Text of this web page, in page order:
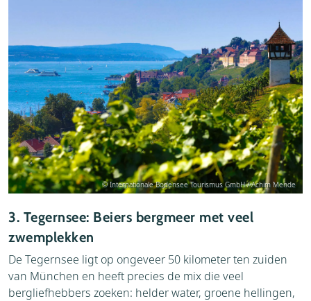
© Internationale Bodensee Tourismus GmbH / Achim Mende
3. Tegernsee: Beiers bergmeer met veel
zwemplekken
De Tegernsee ligt op ongeveer 50 kilometer ten zuiden
van München en heeft precies de mix die veel
bergliefhebbers zoeken: helder water, groene hellingen,